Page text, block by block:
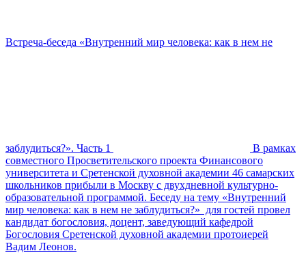
Встреча-беседа «Внутренний мир человека: как в нем не
заблудиться?». Часть 1
В рамках
совместного Просветительского проекта Финансового
университета и Сретенской духовной академии 46 самарских
школьников прибыли в Москву с двухдневной культурно-
образовательной программой. Беседу на тему «Внутренний
мир человека: как в нем не заблудиться?» для гостей провел
кандидат богословия, доцент, заведующий кафедрой
Богословия Сретенской духовной академии протоиерей
Вадим Леонов.